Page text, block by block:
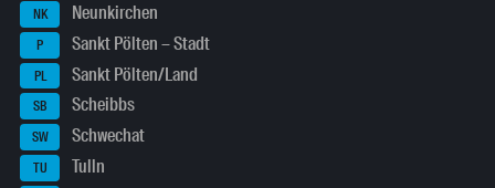
NK Neunkirchen
P Sankt Pölten – Stadt
PL Sankt Pölten/Land
SB Scheibbs
SW Schwechat
TU Tulln